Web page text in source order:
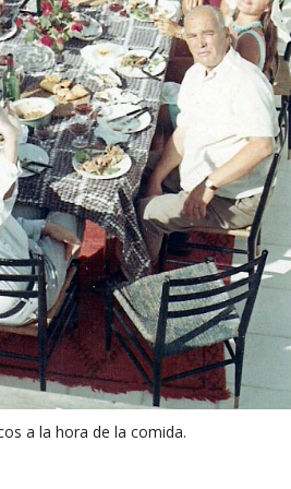
a la hora de la comida.